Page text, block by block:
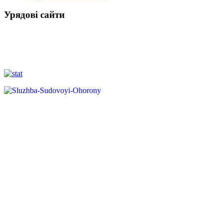
Урядові сайти